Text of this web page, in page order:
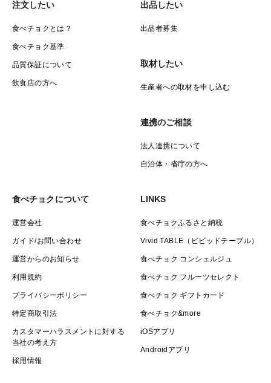
注文したい
食べチョクとは？
食べチョク基準
品質保証について
飲食店の方へ
出品したい
出品者募集
取材したい
生産者への取材を申し込む
連携のご相談
法人連携について
自治体・省庁の方へ
食べチョクについて
運営会社
ガイド/お問い合わせ
運営からのお知らせ
利用規約
プライバシーポリシー
特定商取引法
カスタマーハラスメントに対する
当社の考え方
採用情報
LINKS
食べチョクふるさと納税
Vivid TABLE（ビビッドテーブル）
食べチョク コンシェルジュ
食べチョク フルーツセレクト
食べチョク ギフトカード
食べチョク&more
iOSアプリ
Androidアプリ